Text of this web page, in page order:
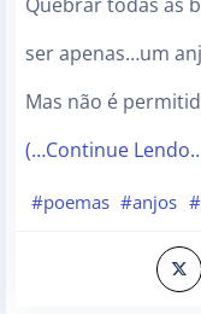
ser apenas…um
Mas não é
(…Continue
#poemas #anjos